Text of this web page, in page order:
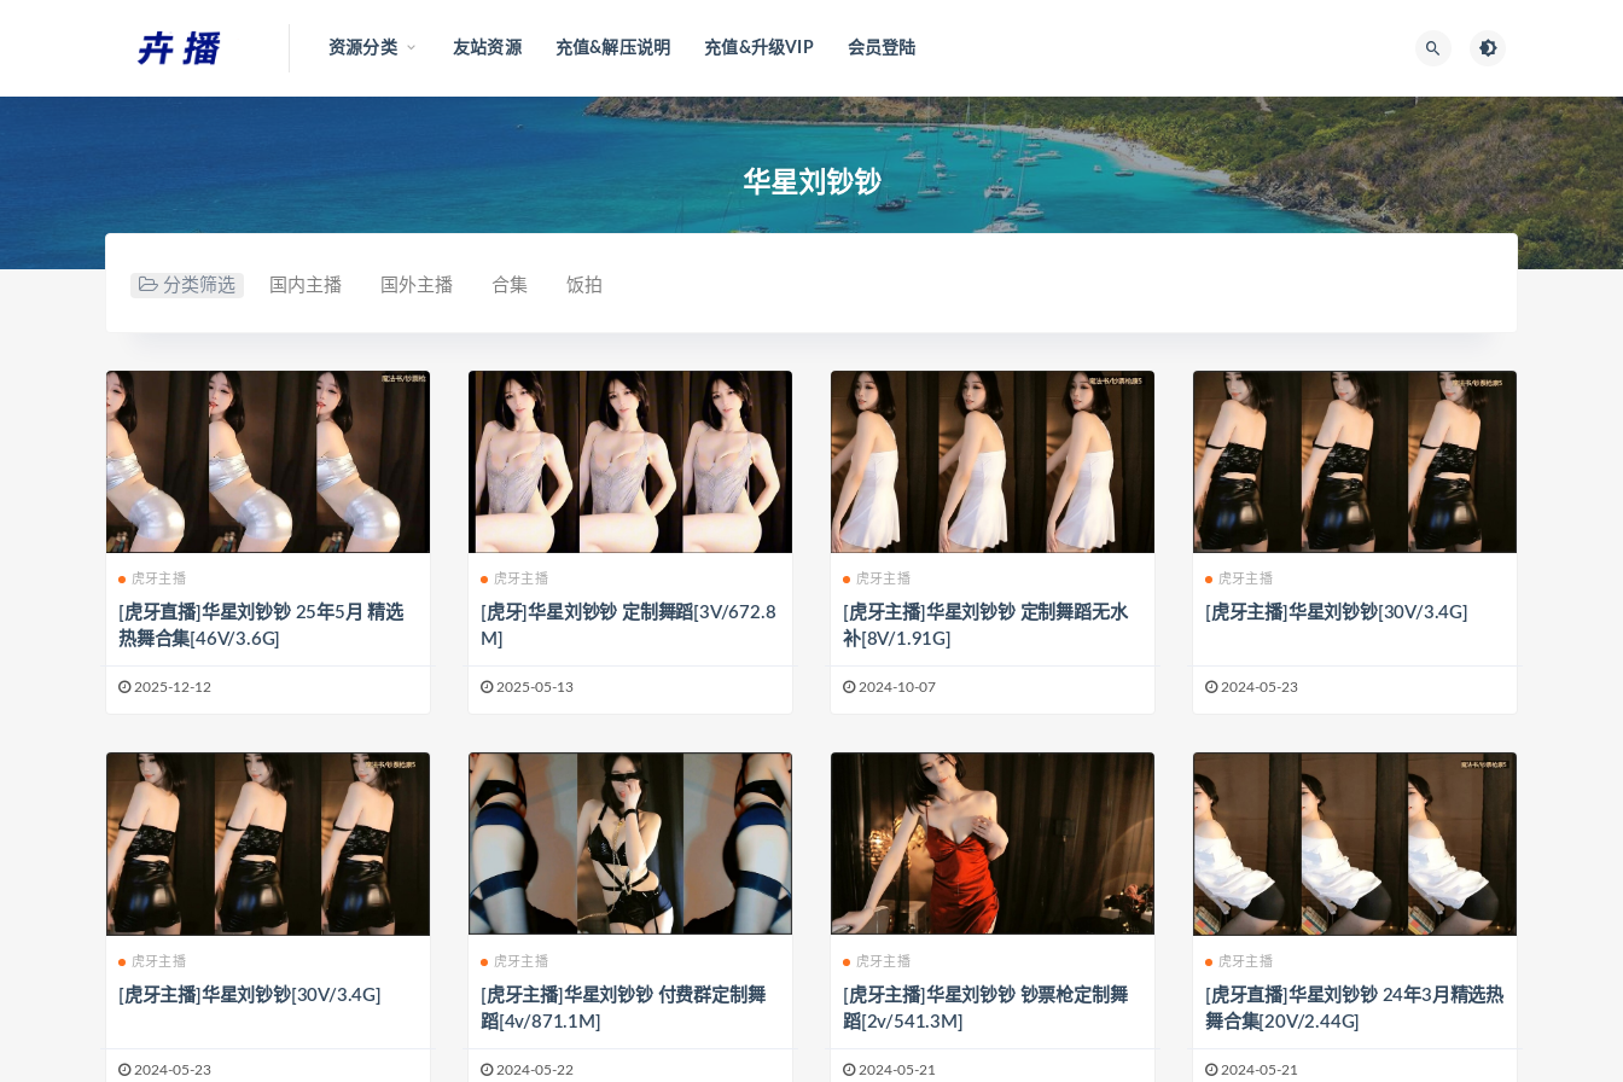
资源分类 友站资源 充值&解压说明 充值&升级VIP 会员登陆
华星刘钞钞
分类筛选 国内主播 国外主播 合集 饭拍
虎牙主播
[虎牙直播]华星刘钞钞 25年5月 精选
热舞合集[46V/3.6G]
2025-12-12
虎牙主播
[虎牙]华星刘钞钞 定制舞蹈[3V/672.8
M]
2025-05-13
虎牙主播
[虎牙主播]华星刘钞钞 定制舞蹈无水
补[8V/1.91G]
2024-10-07
虎牙主播
[虎牙主播]华星刘钞钞[30V/3.4G]
2024-05-23
虎牙主播
[虎牙主播]华星刘钞钞[30V/3.4G]
2024-05-23
虎牙主播
[虎牙主播]华星刘钞钞 付费群定制舞
蹈[4v/871.1M]
2024-05-22
虎牙主播
[虎牙主播]华星刘钞钞 钞票枪定制舞
蹈[2v/541.3M]
2024-05-21
虎牙主播
[虎牙直播]华星刘钞钞 24年3月精选热
舞合集[20V/2.44G]
2024-05-21